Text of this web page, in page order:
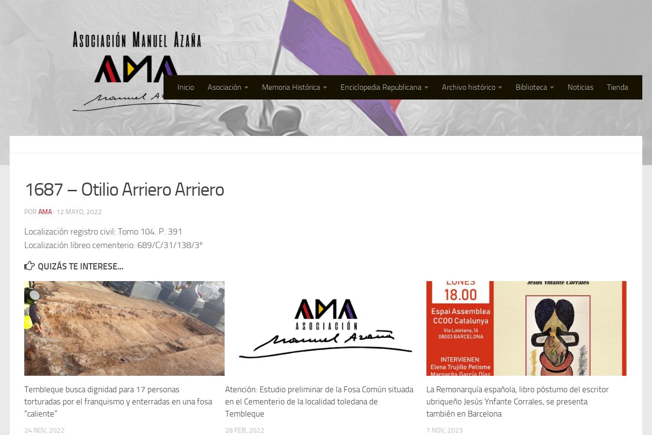
Inicio Asociación Memoria Histórica Enciclopedia Republicana Archivo histórico Biblioteca Noticias Tienda
1687 – Otilio Arriero Arriero
POR AMA · 12 MAYO, 2022
Localización registro civil: Tomo 104. P. 391
Localización libreo cementerio: 689/C/31/138/3º
QUIZÁS TE INTERESE...
Tembleque busca dignidad para 17 personas
torturadas por el franquismo y enterradas en una fosa
“caliente”
24 NOV, 2022
Atención: Estudio preliminar de la Fosa Común situada
en el Cementerio de la localidad toledana de
Tembleque
28 FEB, 2022
La Remonarquía española, libro póstumo del escritor
ubriqueño Jesús Ynfante Corrales, se presenta
también en Barcelona
7 NOV, 2023